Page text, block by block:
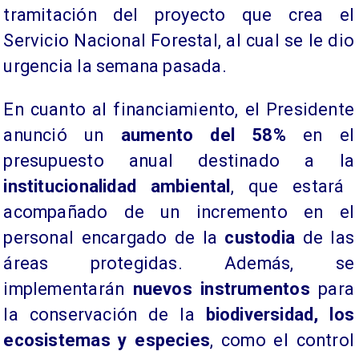
tramitación del proyecto que crea el
Servicio Nacional Forestal, al cual se le dio
urgencia la semana pasada.
En cuanto al financiamiento, el Presidente
anunció un aumento del 58% en el
presupuesto anual destinado a la
institucionalidad ambiental , que estará
acompañado de un incremento en el
personal encargado de la custodia de las
áreas protegidas. Además, se
implementarán nuevos instrumentos para
la conservación de la
biodiversidad, los
ecosistemas y especies, como el control